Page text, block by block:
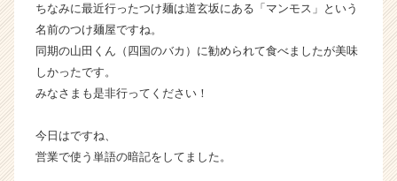
業
か
ら
カ
届
ちなみに最近行ったつけ麺は道玄坂にある「マンモス」という
名前のつけ麺屋ですね。
同期の山田くん（四国のバカ）に勧められて食べましたが美味
しかったです。
みなさまも是非行ってください！
今日はですね、
営業で使う単語の暗記をしてました。